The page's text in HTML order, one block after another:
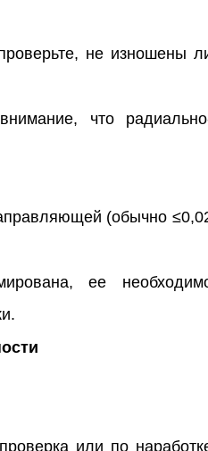
не изношены
что
(обычно
ее
или по